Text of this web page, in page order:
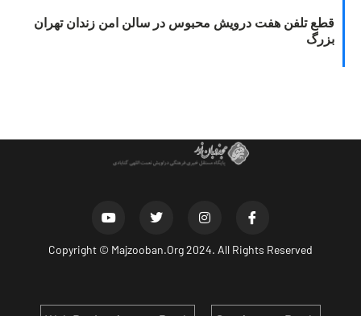
قطع تلفن هفت درویش محبوس در سالن امن زندان تهران
بزرگ
Copyright © Majzooban.Org2024. All Rights Reserved